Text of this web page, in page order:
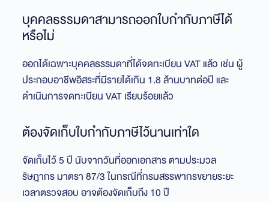
บุคคลธรรมดาสามารถออกใบกำกับภาษีได้
หรือไม่
ออกได้เฉพาะบุคคลธรรมดาที่ได้จดทะเบียน VAT แล้ว เช่น ผู้
ประกอบอาชีพอิสระที่มีรายได้เกิน 1.8 ล้านบาทต่อปี และ
ดำเนินการจดทะเบียน VAT เรียบร้อยแล้ว
ต้องจัดเก็บใบกำกับภาษีไว้นานเท่าใด
จัดเก็บไว้ 5 ปี นับจากวันที่ออกเอกสาร ตามประมวล
รัษฎากร มาตรา 87/3 ในกรณีที่กรมสรรพากรขยายระยะ
เวลาตรวจสอบ อาจต้องจัดเก็บถึง 10 ปี